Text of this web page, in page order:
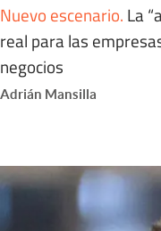
Nuevo escenario. La
real para las
negocios
Adrián Mansilla